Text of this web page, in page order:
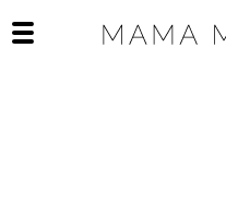
Open het mobiele menu